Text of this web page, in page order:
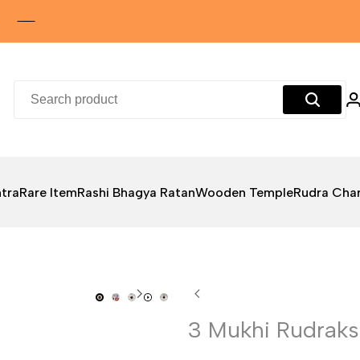
Rare ItemRashi Bhagya RatanWooden TempleRudra
3 Mukhi